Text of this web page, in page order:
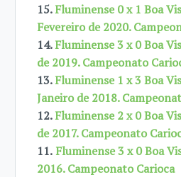
15.Fluminense 0 x 1 Boa
Fevereiro de 2020.
14.Fluminense 3 x 0 Boa
de 2019. Campeonato
13.Fluminense 1 x 3 Boa
Janeiro de 2018.
12.Fluminense 2 x 0 Boa
de 2017. Campeonato
11. Fluminense 3 x 0 Boa
2016. Campeonato Carioca